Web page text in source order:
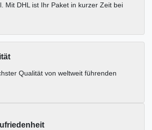
Mit DHL ist Ihr Paket in kurzer Zeit bei
Qualität von weltweit führenden